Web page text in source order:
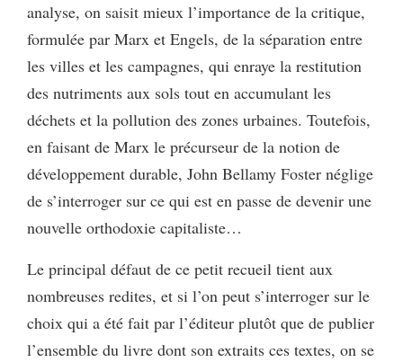
analyse, on saisit mieux l’importance de la critique,
formulée par Marx et Engels, de la séparation entre
les villes et les campagnes, qui enraye la restitution
des nutriments aux sols tout en accumulant les
déchets et la pollution des zones urbaines. Toutefois,
en faisant de Marx le précurseur de la notion de
développement durable, John Bellamy Foster néglige
de s’interroger sur ce qui est en passe de devenir une
nouvelle orthodoxie capitaliste…
Le principal défaut de ce petit recueil tient aux
nombreuses redites, et si l’on peut s’interroger sur le
choix qui a été fait par l’éditeur plutôt que de publier
l’ensemble du livre dont son extraits ces textes, on se